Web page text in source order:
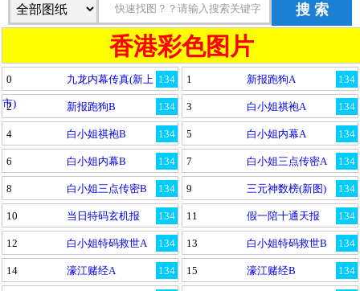
搜 索
香港彩色图片
134
0
九龙内幕传真(新上
市)
134
1 新报跑狗A
134
2 新报跑狗B 134
3 白小姐祺袍A
134
4 白小姐祺袍B 134
5 白小姐内幕A
134
6 白小姐内幕B 134
7 白小姐三点传密A
134
8 白小姐三点传密B 134
9 三元神数榜(新图)
134
10 当日特码玄机报 134
11 假一陪十通天报
134
12 白小姐特码救世A 134
13 白小姐特码救世B
134
14 濠江赌经A 134
15 濠江赌经B